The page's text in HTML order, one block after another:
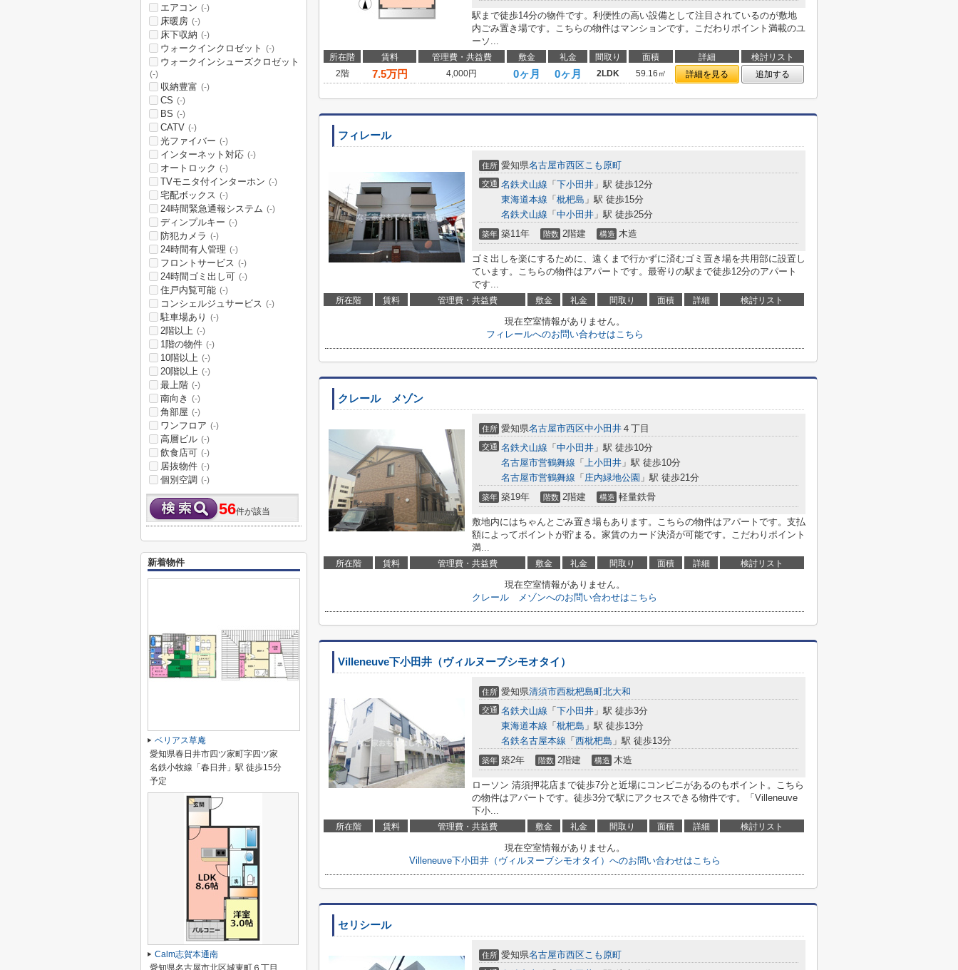
駅まで徒歩14分の物件です。利便性の高い設備として注目されているのが敷地
内ごみ置き場です。こちらの物件はマンションです。こだわりポイント満載のユ
ーソ...
所在階 賃料 管理費・共益費 敷金 礼金 間取り 面積 詳細
検討リスト
2階
7.5万円 4,000円 0ヶ月 0ヶ月 2LDK 59.16㎡ 詳細を見る 追加する
フィレール
住所 愛知県名古屋市西区こも原町
交通 名鉄犬山線 「 下小田井 」駅 徒歩12分
東海道本線 「 枇杷島 」駅 徒歩15分
名鉄犬山線 「 中小田井 」駅 徒歩25分
築年 築11年 階数 2階建 構造 木造
ゴミ出しを楽にするために、遠くまで行かずに済むゴミ置き場を共用部に設置し
ています。こちらの物件はアパートです。最寄りの駅まで徒歩12分のアパート
です...
所在階 賃料 管理費・共益費 敷金 礼金 間取り 面積 詳細 検討リスト
現在空室情報がありません。
フィレールへのお問い合わせはこちら
クレール メゾン
住所 愛知県名古屋市西区中小田井 ４丁目
交通 名鉄犬山線 「 中小田井 」駅 徒歩10分
名古屋市営鶴舞線 「 上小田井 」駅 徒歩10分
名古屋市営鶴舞線 「 庄内緑地公園 」駅 徒歩21分
築年 築19年 階数 2階建 構造 軽量鉄骨
敷地内にはちゃんとごみ置き場もあります。こちらの物件はアパートです。支払
額によってポイントが貯まる。家賃のカード決済が可能です。こだわりポイント
満...
所在階 賃料 管理費・共益費 敷金 礼金 間取り 面積 詳細 検討リスト
現在空室情報がありません。
クレール メゾンへのお問い合わせはこちら
Villeneuve下小田井（ヴィルヌーブシモオタイ）
住所 愛知県清須市西枇杷島町北大和
交通 名鉄犬山線 「 下小田井 」駅 徒歩3分
東海道本線 「 枇杷島 」駅 徒歩13分
名鉄名古屋本線 「 西枇杷島 」駅 徒歩13分
築年 築2年 階数 2階建 構造 木造
ローソン 清須押花店まで徒歩7分と近場にコンビニがあるのもポイント。こちら
の物件はアパートです。徒歩3分で駅にアクセスできる物件です。「Villeneuve
下小...
所在階 賃料 管理費・共益費 敷金 礼金 間取り 面積 詳細 検討リスト
現在空室情報がありません。
Villeneuve下小田井（ヴィルヌーブシモオタイ）へのお問い合わせはこちら
セリシール
住所 愛知県名古屋市西区こも原町
エアコン (-)
床暖房 (-)
床下収納 (-)
ウォークインクロゼット (-)
ウォークインシューズクロゼット
(-)
収納豊富 (-)
CS (-)
BS (-)
CATV (-)
光ファイバー (-)
インターネット対応 (-)
オートロック (-)
TVモニタ付インターホン (-)
宅配ボックス (-)
24時間緊急通報システム (-)
ディンプルキー (-)
防犯カメラ (-)
24時間有人管理 (-)
フロントサービス (-)
24時間ゴミ出し可 (-)
住戸内覧可能 (-)
コンシェルジュサービス (-)
駐車場あり (-)
2階以上 (-)
1階の物件 (-)
10階以上 (-)
20階以上 (-)
最上階 (-)
南向き (-)
角部屋 (-)
ワンフロア (-)
高層ビル (-)
飲食店可 (-)
居抜物件 (-)
個別空調 (-)
56件が該当
新着物件
ベリアス草庵
愛知県春日井市四ツ家町字四ツ家
名鉄小牧線「春日井」駅 徒歩15分
予定
Calm志賀本通南
愛知県名古屋市北区城東町６丁目